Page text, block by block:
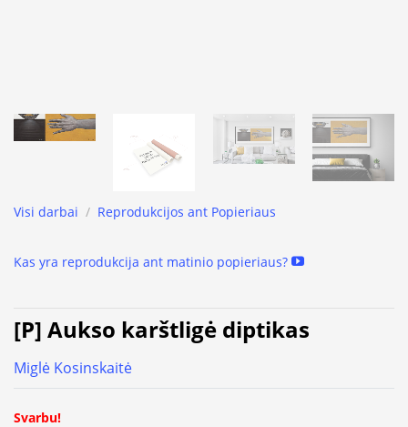
Visi darbai / Reprodukcijos ant Popieriaus
Kas yra reprodukcija ant matinio popieriaus?
[P] Aukso karštligė diptikas
Miglė Kosinskaitė
Svarbu!